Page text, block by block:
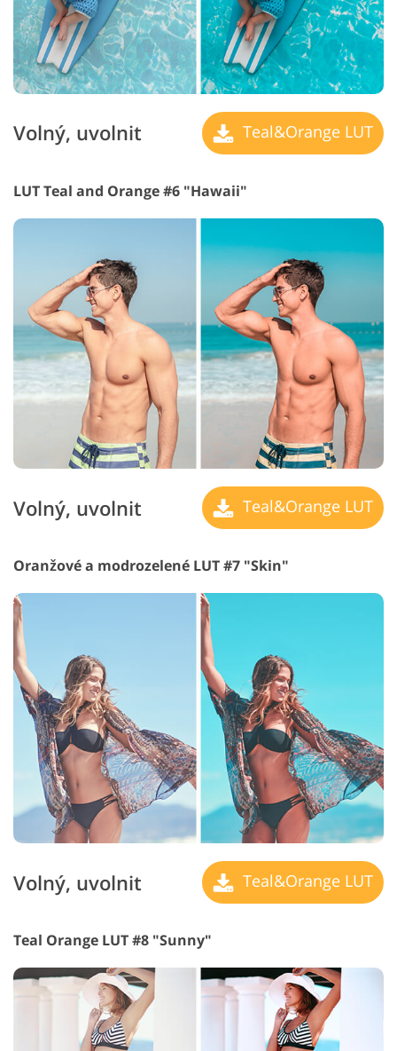
Volný, uvolnit Teal&Orange LUT
LUT Teal and Orange #6 "Hawaii"
Volný, uvolnit Teal&Orange LUT
Oranžové a modrozelené LUT #7 "Skin"
Volný, uvolnit Teal&Orange LUT
Teal Orange LUT #8 "Sunny"